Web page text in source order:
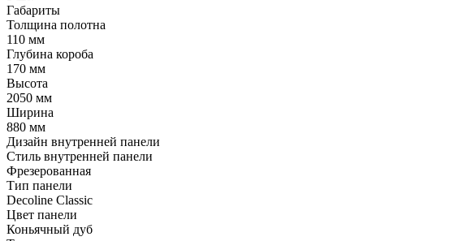
Габариты
Толщина полотна
110 мм
Глубина короба
170 мм
Высота
2050 мм
Ширина
880 мм
Дизайн внутренней панели
Стиль внутренней панели
Фрезерованная
Тип панели
Decoline Classic
Цвет панели
Коньячный дуб